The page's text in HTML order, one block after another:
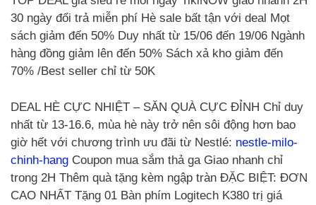
30 ngày đổi trả miễn phí Hè sale bất tận với deal Mọt
sách giảm đến 50% Duy nhất từ 15/06 đến 19/06 Ngành
hàng đồng giảm lên đến 50% Sách xả kho giảm đến
70% /Best seller chỉ từ 50K
DEAL HÈ CỰC NHIỆT – SĂN QUÀ CỰC ĐỈNH Chỉ duy
nhất từ 13-16.6, mùa hè này trở nên sôi động hơn bao
giờ hết với chương trình ưu đãi từ Nestlé: nestle-milo-
chinh-hang Coupon mua sắm thả ga Giao nhanh chỉ
trong 2H Thêm quà tặng kèm ngập tràn ĐẶC BIỆT: ĐƠN
CAO NHẤT Tặng 01 Bàn phím Logitech K380 trị giá